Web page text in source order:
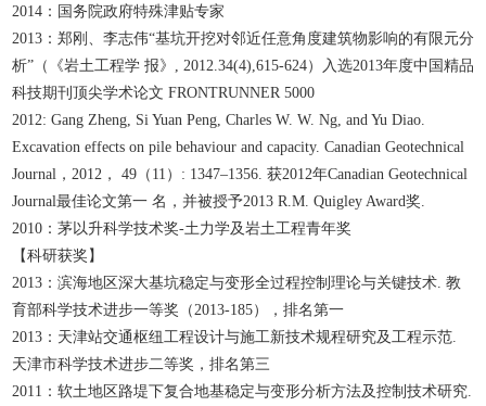
2014：国务院政府特殊津贴专家
2013：郑刚、李志伟“基坑开挖对邻近任意角度建筑物影响的有限元分
析”（《岩土工程学 报》, 2012.34(4),615-624）入选2013年度中国精品
科技期刊顶尖学术论文 FRONTRUNNER 5000
2012: Gang Zheng, Si Yuan Peng, Charles W. W. Ng, and Yu Diao.
Excavation effects on pile behaviour and capacity. Canadian Geotechnical
Journal，2012， 49（11）: 1347–1356. 获2012年Canadian Geotechnical
Journal最佳论文第一 名，并被授予2013 R.M. Quigley Award奖.
2010：茅以升科学技术奖-土力学及岩土工程青年奖
【科研获奖】
2013：滨海地区深大基坑稳定与变形全过程控制理论与关键技术. 教
育部科学技术进步一等奖（2013-185），排名第一
2013：天津站交通枢纽工程设计与施工新技术规程研究及工程示范.
天津市科学技术进步二等奖，排名第三
2011：软土地区路堤下复合地基稳定与变形分析方法及控制技术研究.